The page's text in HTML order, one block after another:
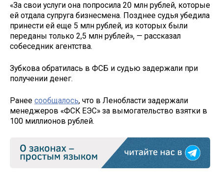
«За свои услуги она попросила 20 млн рублей, которые
ей отдала супруга бизнесмена. Позднее судья убедила
принести ей еще 5 млн рублей, из которых были
переданы только 2,5 млн рублей», — рассказал
собеседник агентства.
Зубкова обратилась в ФСБ и судью задержали при
получении денег.
Ранее сообщалось, что в Ленобласти задержали
менеджеров «ФСК ЕЭС» за вымогательство взятки в
100 миллионов рублей.